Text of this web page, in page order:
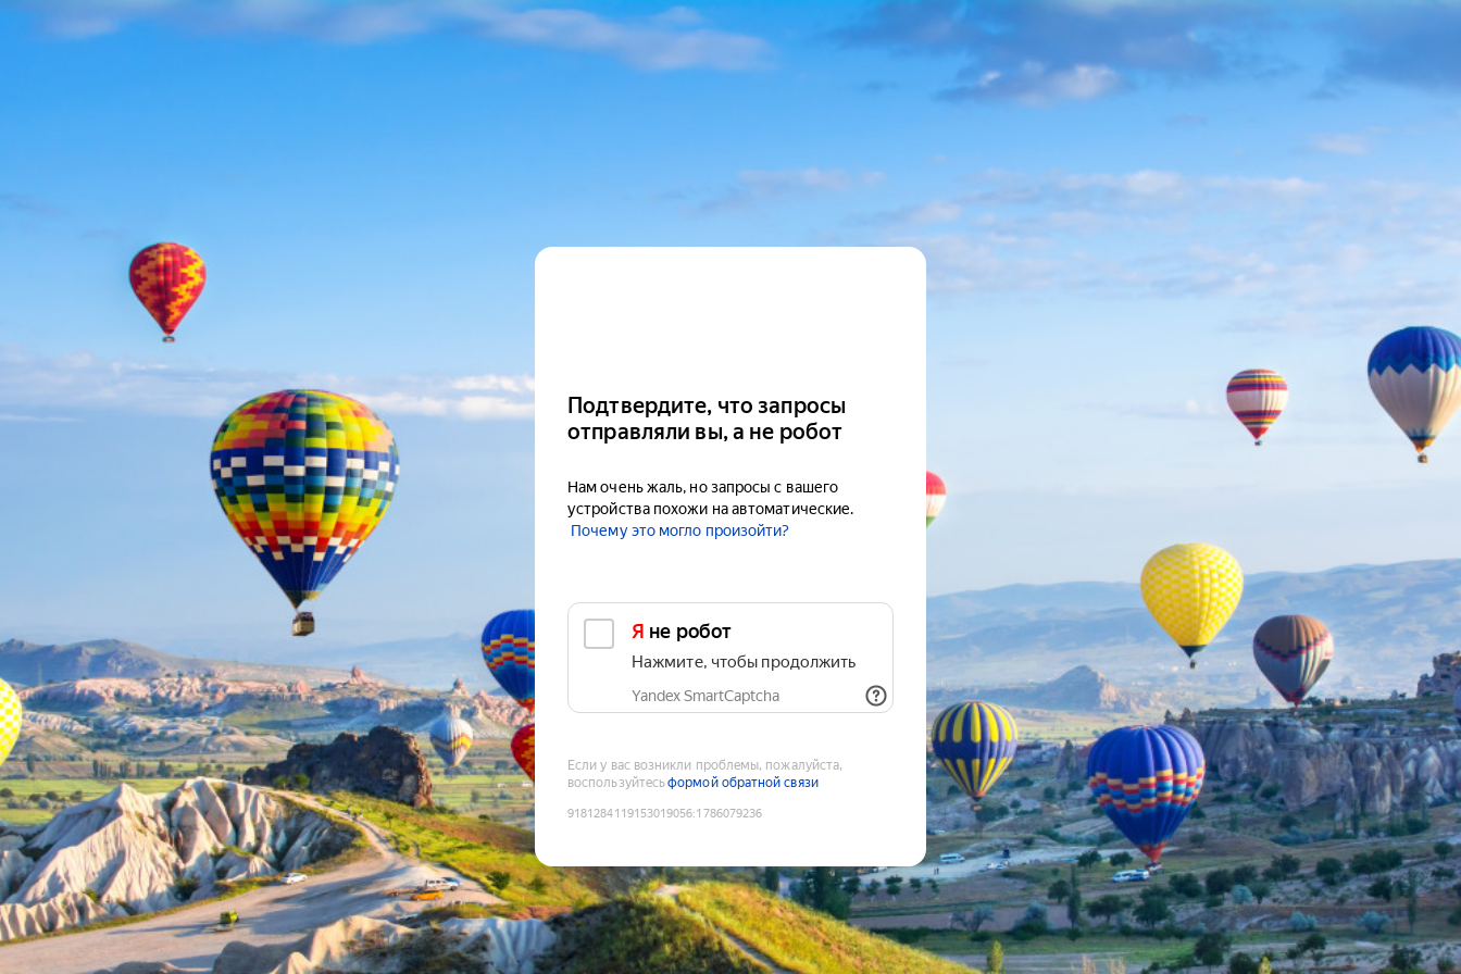
Подтвердите, что запросы
отправляли вы, а не робот
Нам очень жаль, но запросы с вашего
устройства похожи на автоматические.
Почему это могло произойти?
Я не робот
Нажмите, чтобы продолжить
Yandex SmartCaptcha
Если у вас возникли проблемы, пожалуйста,
воспользуйтесьформой обратной связи
9181284119153019056:1786079236